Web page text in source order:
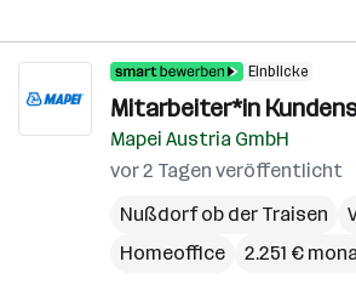
Einblicke
Mitarbeiter*in
Mapei Austria GmbH
vor 2 Tagen veröffentlicht
Nußdorf ob der Traisen
Homeoffice
2.251 €